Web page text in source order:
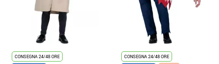
CONSEGNA 24/48 ORE
CONSEGNA 24/48 ORE